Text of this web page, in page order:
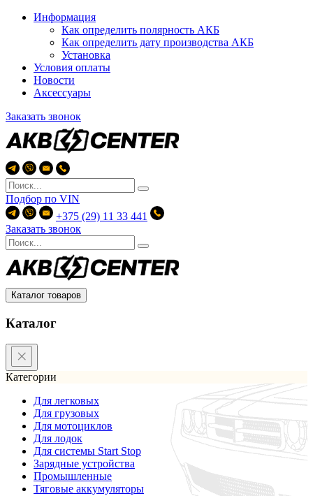
Информация
Как определить полярность АКБ
Как определить дату производства АКБ
Установка
Условия оплаты
Новости
Аксессуары
Заказать звонок
Подбор по VIN
+375 (29) 11 33 441
Заказать звонок
Каталог товаров
Каталог
Категории
Для легковых
Для грузовых
Для мотоциклов
Для лодок
Для системы Start Stop
Зарядные устройства
Промышленные
Тяговые аккумуляторы